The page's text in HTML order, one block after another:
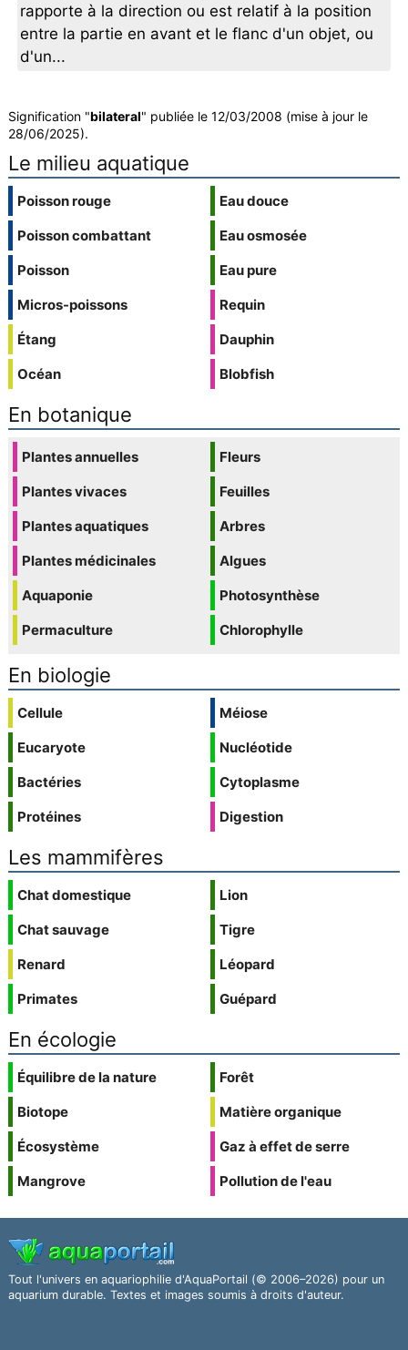
rapporte à la direction ou est relatif à la position
entre la partie en avant et le flanc d'un objet, ou
d'un...
Signification "bilateral" publiée le 12/03/2008 (mise à jour le
28/06/2025).
Le milieu aquatique
Poisson rouge
Poisson combattant
Poisson
Micros-poissons
Étang
Océan
Eau douce
Eau osmosée
Eau pure
Requin
Dauphin
Blobfish
En botanique
Plantes annuelles
Plantes vivaces
Plantes aquatiques
Plantes médicinales
Aquaponie
Permaculture
Fleurs
Feuilles
Arbres
Algues
Photosynthèse
Chlorophylle
En biologie
Cellule
Eucaryote
Bactéries
Protéines
Méiose
Nucléotide
Cytoplasme
Digestion
Les mammifères
Chat domestique
Chat sauvage
Renard
Primates
Lion
Tigre
Léopard
Guépard
En écologie
Équilibre de la nature
Biotope
Écosystème
Mangrove
Forêt
Matière organique
Gaz à effet de serre
Pollution de l'eau
Tout l'univers en aquariophilie d'AquaPortail (© 2006–2026) pour un
aquarium durable. Textes et images soumis à droits d'auteur.